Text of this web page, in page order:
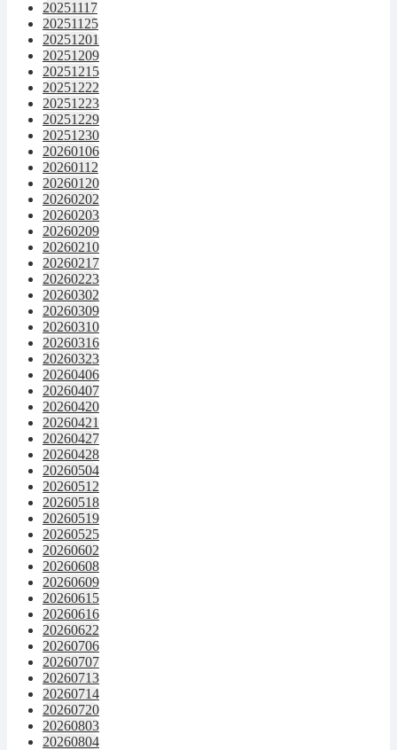
20251117
20251125
20251201
20251209
20251215
20251222
20251223
20251229
20251230
20260106
20260112
20260120
20260202
20260203
20260209
20260210
20260217
20260223
20260302
20260309
20260310
20260316
20260323
20260406
20260407
20260420
20260421
20260427
20260428
20260504
20260512
20260518
20260519
20260525
20260602
20260608
20260609
20260615
20260616
20260622
20260706
20260707
20260713
20260714
20260720
20260803
20260804